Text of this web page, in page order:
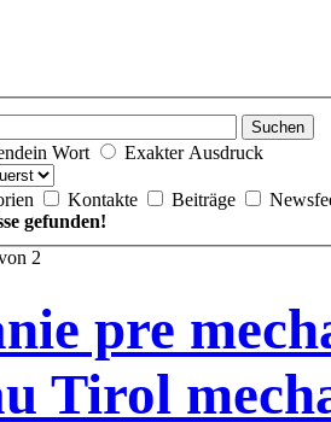
Suchen
Wort
Exakter Ausdruck
Kontakte Beiträge
gefunden!
2
pre
Tirol